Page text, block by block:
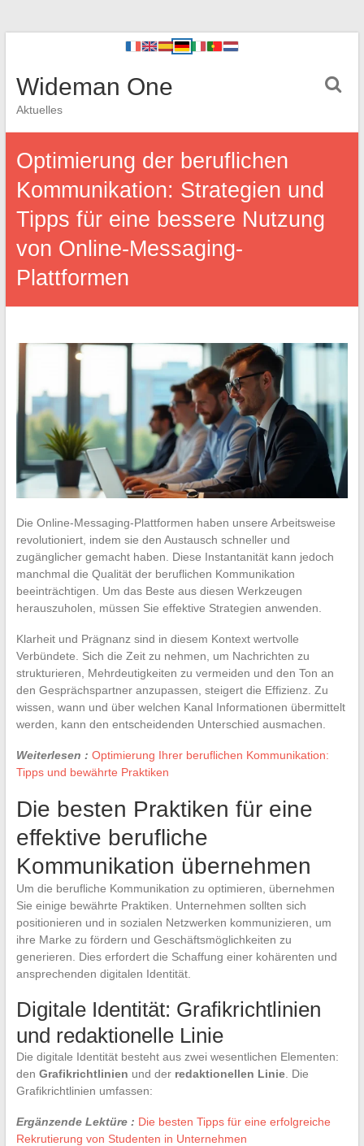
Wideman One
Aktuelles
Optimierung der beruflichen
Kommunikation: Strategien und
Tipps für eine bessere Nutzung
von Online-Messaging-
Plattformen
Die Online-Messaging-Plattformen haben unsere Arbeitsweise
revolutioniert, indem sie den Austausch schneller und
zugänglicher gemacht haben. Diese Instantanität kann jedoch
manchmal die Qualität der beruflichen Kommunikation
beeinträchtigen. Um das Beste aus diesen Werkzeugen
herauszuholen, müssen Sie effektive Strategien anwenden.
Klarheit und Prägnanz sind in diesem Kontext wertvolle
Verbündete. Sich die Zeit zu nehmen, um Nachrichten zu
strukturieren, Mehrdeutigkeiten zu vermeiden und den Ton an
den Gesprächspartner anzupassen, steigert die Effizienz. Zu
wissen, wann und über welchen Kanal Informationen übermittelt
werden, kann den entscheidenden Unterschied ausmachen.
Weiterlesen : Optimierung Ihrer beruflichen Kommunikation:
Tipps und bewährte Praktiken
Die besten Praktiken für eine
effektive berufliche
Kommunikation übernehmen
Um die berufliche Kommunikation zu optimieren, übernehmen
Sie einige bewährte Praktiken. Unternehmen sollten sich
positionieren und in sozialen Netzwerken kommunizieren, um
ihre Marke zu fördern und Geschäftsmöglichkeiten zu
generieren. Dies erfordert die Schaffung einer kohärenten und
ansprechenden digitalen Identität.
Digitale Identität: Grafikrichtlinien
und redaktionelle Linie
Die digitale Identität besteht aus zwei wesentlichen Elementen:
den Grafikrichtlinien und der redaktionellen Linie. Die
Grafikrichtlinien umfassen:
Ergänzende Lektüre : Die besten Tipps für eine erfolgreiche
Rekrutierung von Studenten in Unternehmen